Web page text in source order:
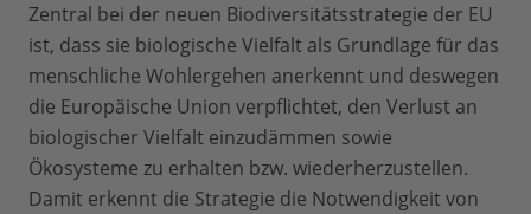
Zentral bei der neuen Biodiversitätsstrategie der EU
ist, dass sie biologische Vielfalt als Grundlage für das
menschliche Wohlergehen anerkennt und deswegen
die Europäische Union verpflichtet, den Verlust an
biologischer Vielfalt einzudämmen sowie
Ökosysteme zu erhalten bzw. wiederherzustellen.
Damit erkennt die Strategie die Notwendigkeit von